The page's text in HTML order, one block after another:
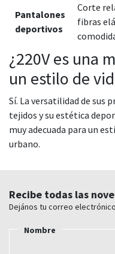
Pantalones
deportivos
Corte
fibras
¿220V es una
un estilo de
Sí. La versatilidad de sus
tejidos y su estética
muy adecuada para un
urbano.
Recibe todas las
Dejános tu correo
Nombre